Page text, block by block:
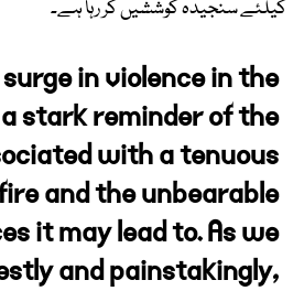
کیلئے سنجیدہ کوششیں کر رہا ہے۔
in violence in the
a stark reminder of the
with a tenuous
and the unbearable
it may lead to. As we
and painstakingly,